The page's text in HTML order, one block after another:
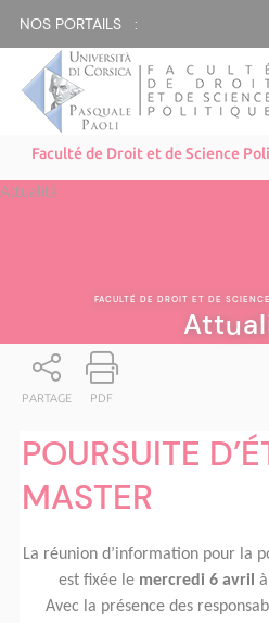
NOS PORTAILS :
Faculté de Droit et de Science
Attualità
FACULTÉ DE DROIT ET DE
PARTAGE PDF
POURSUITE
MASTER
La réunion d’information pour la
est fixée le mercredi 6 avril à
Avec la présence des